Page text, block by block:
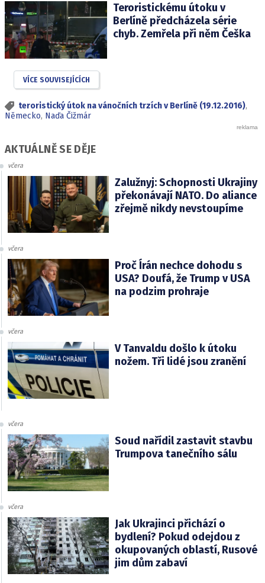
Teroristickému útoku v
Berlíně předcházela série
chyb. Zemřela při něm Češka
VÍCE SOUVISEJÍCÍCH
teroristický útok na vánočních trzích v Berlíně (19.12.2016),
Německo, Naďa Čižmár
AKTUÁLNĚ SE DĚJE
včera
Zalužnyj: Schopnosti Ukrajiny
překonávají NATO. Do aliance
zřejmě nikdy nevstoupíme
včera
Proč Írán nechce dohodu s
USA? Doufá, že Trump v USA
na podzim prohraje
včera
V Tanvaldu došlo k útoku
nožem. Tři lidé jsou zranění
včera
Soud nařídil zastavit stavbu
Trumpova tanečního sálu
včera
Jak Ukrajinci přichází o
bydlení? Pokud odejdou z
okupovaných oblastí, Rusové
jim dům zabaví